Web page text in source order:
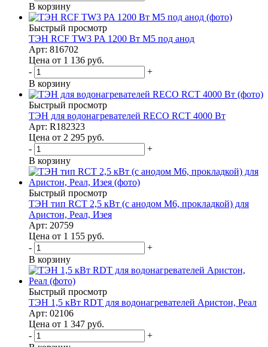
В корзину
Быстрый просмотр
ТЭН RCF TW3 PA 1200 Вт M5 под анод
Арт: 816702
Цена от 1 136 руб.
-
+
В корзину
Быстрый просмотр
ТЭН для водонагревателей RECO RCT 4000 Вт
Арт: R182323
Цена от 2 295 руб.
-
+
В корзину
Быстрый просмотр
ТЭН тип RСT 2,5 кВт (с анодом М6, прокладкой) для
Аристон, Реал, Изея
Арт: 20759
Цена от 1 155 руб.
-
+
В корзину
Быстрый просмотр
ТЭН 1,5 кВт RDT для водонагревателей Аристон, Реал
Арт: 02106
Цена от 1 347 руб.
-
+